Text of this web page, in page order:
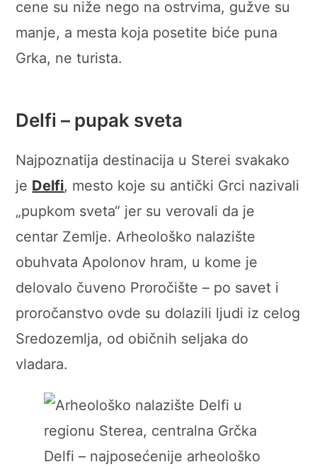
cene su niže nego na ostrvima, gužve su
manje, a mesta koja posetite biće puna
Grka, ne turista.
Delfi – pupak sveta
Najpoznatija destinacija u Sterei svakako
je Delfi, mesto koje su antički Grci nazivali
„pupkom sveta“ jer su verovali da je
centar Zemlje. Arheološko nalazište
obuhvata Apolonov hram, u kome je
delovalo čuveno Proročište – po savet i
proročanstvo ovde su dolazili ljudi iz celog
Sredozemlja, od običnih seljaka do
vladara.
Delfi – najposećenije arheološko